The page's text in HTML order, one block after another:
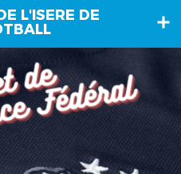
L'ISERE DE